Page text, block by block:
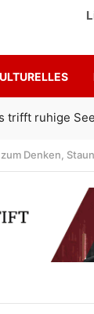
den SK Sturm
Denken,